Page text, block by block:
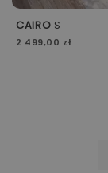
CAIRO S
2 499,00 zł